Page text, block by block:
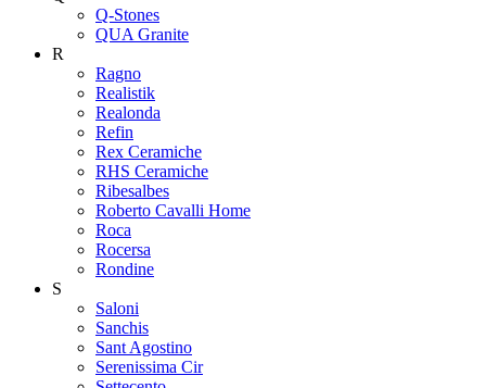
Q-Stones
QUA Granite
R
Ragno
Realistik
Realonda
Refin
Rex Ceramiche
RHS Ceramiche
Ribesalbes
Roberto Cavalli Home
Roca
Rocersa
Rondine
S
Saloni
Sanchis
Sant Agostino
Serenissima Cir